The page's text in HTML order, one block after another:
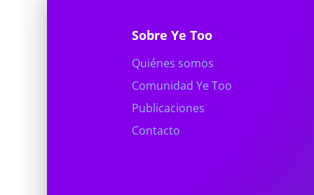
Sobre Ye Too
Quiénes somos
Comunidad Ye Too
Publicaciones
Contacto